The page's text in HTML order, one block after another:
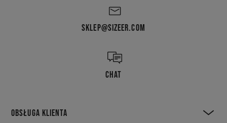
SKLEP@SIZEER.COM
CHAT
OBSŁUGA KLIENTA